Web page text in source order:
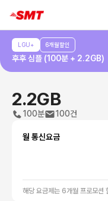
LGU+ 6개월할인
후후 심플 (100분 + 2.2GB)
2.2GB
100분 100건
월 통신요금
해당 요금제는 6개월 프로모